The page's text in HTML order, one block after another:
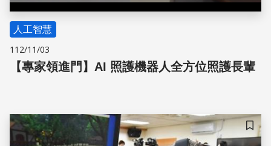
人工智慧
112/11/03
【專家領進門】AI 照護機器人全方位照護長輩
儲存